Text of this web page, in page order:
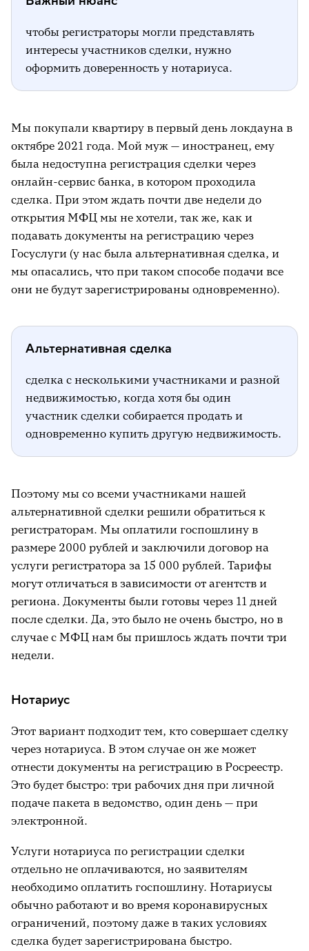
чтобы регистраторы могли представлять
интересы участников сделки, нужно
оформить доверенность у нотариуса.
Мы покупали квартиру в первый день локдауна в
октябре 2021 года. Мой муж — иностранец, ему
была недоступна регистрация сделки через
онлайн-сервис банка, в котором проходила
сделка. При этом ждать почти две недели до
открытия МФЦ мы не хотели, так же, как и
подавать документы на регистрацию через
Госуслуги (у нас была альтернативная сделка, и
мы опасались, что при таком способе подачи все
они не будут зарегистрированы одновременно).
Альтернативная сделка
сделка с несколькими участниками и разной
недвижимостью, когда хотя бы один
участник сделки собирается продать и
одновременно купить другую недвижимость.
Поэтому мы со всеми участниками нашей
альтернативной сделки решили обратиться к
регистраторам. Мы оплатили госпошлину в
размере 2000 рублей и заключили договор на
услуги регистратора за 15 000 рублей. Тарифы
могут отличаться в зависимости от агентств и
региона. Документы были готовы через 11 дней
после сделки. Да, это было не очень быстро, но в
случае с МФЦ нам бы пришлось ждать почти три
недели.
Нотариус
Этот вариант подходит тем, кто совершает сделку
через нотариуса. В этом случае он же может
отнести документы на регистрацию в Росреестр.
Это будет быстро: три рабочих дня при личной
подаче пакета в ведомство, один день — при
электронной.
Услуги нотариуса по регистрации сделки
отдельно не оплачиваются, но заявителям
необходимо оплатить госпошлину. Нотариусы
обычно работают и во время коронавирусных
ограничений, поэтому даже в таких условиях
сделка будет зарегистрирована быстро.